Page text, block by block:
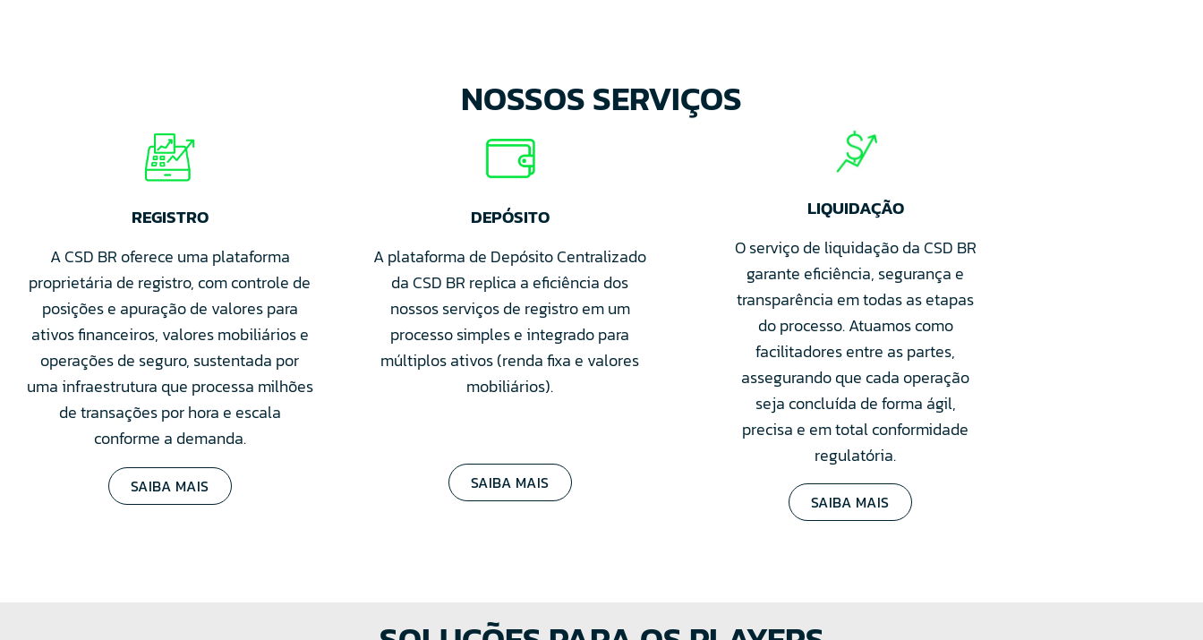
NOSSOS SERVIÇOS
REGISTRO
A CSD BR oferece uma plataforma
proprietária de registro, com controle de
posições e apuração de valores para
ativos financeiros, valores mobiliários e
operações de seguro, sustentada por
uma infraestrutura que processa milhões
de transações por hora e escala
conforme a demanda.
SAIBA MAIS
DEPÓSITO
A plataforma de Depósito Centralizado
da CSD BR replica a eficiência dos
nossos serviços de registro em um
processo simples e integrado para
múltiplos ativos (renda fixa e valores
mobiliários).
SAIBA MAIS
LIQUIDAÇÃO
O serviço de liquidação da CSD BR
garante eficiência, segurança e
transparência em todas as etapas
do processo. Atuamos como
facilitadores entre as partes,
assegurando que cada operação
seja concluída de forma ágil,
precisa e em total conformidade
regulatória.
SAIBA MAIS